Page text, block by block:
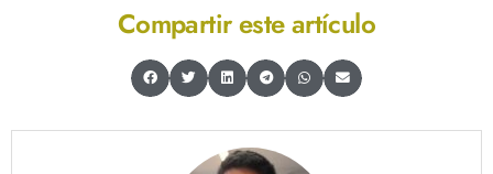
Compartir este artículo